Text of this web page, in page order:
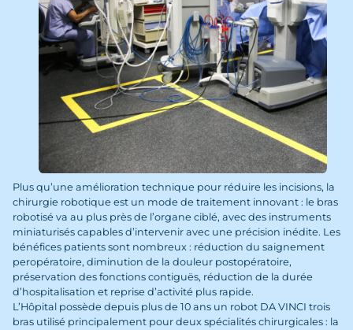
Plus qu’une amélioration technique pour réduire les incisions, la
chirurgie robotique est un mode de traitement innovant : le bras
robotisé va au plus près de l’organe ciblé, avec des instruments
miniaturisés capables d’intervenir avec une précision inédite. Les
bénéfices patients sont nombreux : réduction du saignement
peropératoire, diminution de la douleur postopératoire,
préservation des fonctions contiguës, réduction de la durée
d’hospitalisation et reprise d’activité plus rapide.
L’Hôpital possède depuis plus de 10 ans un robot DA VINCI trois
bras utilisé principalement pour deux spécialités chirurgicales : la